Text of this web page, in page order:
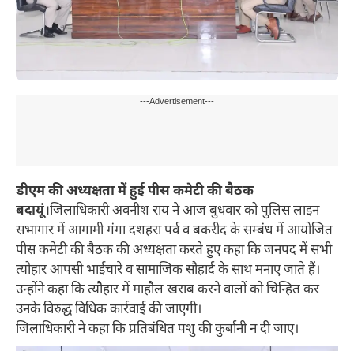
---Advertisement---
डीएम की अध्यक्षता में हुई पीस कमेटी की बैठक
बदायूं।जिलाधिकारी अवनीश राय ने आज बुधवार को पुलिस लाइन
सभागार में आगामी गंगा दशहरा पर्व व बकरीद के सम्बंध में आयोजित
पीस कमेटी की बैठक की अध्यक्षता करते हुए कहा कि जनपद में सभी
त्योहार आपसी भाईचारे व सामाजिक सौहार्द के साथ मनाए जाते हैं।
उन्होंने कहा कि त्यौहार में माहौल खराब करने वालों को चिन्हित कर
उनके विरुद्ध विधिक कार्रवाई की जाएगी।
जिलाधिकारी ने कहा कि प्रतिबंधित पशु की कुर्बानी न दी जाए।